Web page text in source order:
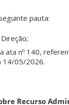
pauta:
ata nº 140,
14/05/2026.
Recurso